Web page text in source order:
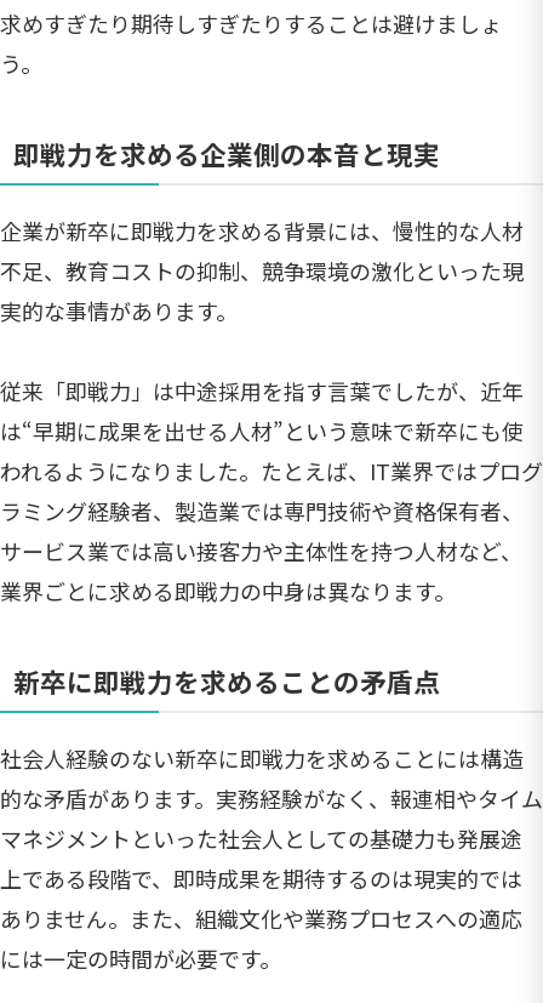
求めすぎたり期待しすぎたりすることは避けましょ
う。
即戦力を求める企業側の本音と現実
企業が新卒に即戦力を求める背景には、慢性的な人材
不足、教育コストの抑制、競争環境の激化といった現
実的な事情があります。
従来「即戦力」は中途採用を指す言葉でしたが、近年
は“早期に成果を出せる人材”という意味で新卒にも使
われるようになりました。たとえば、IT業界ではプログ
ラミング経験者、製造業では専門技術や資格保有者、
サービス業では高い接客力や主体性を持つ人材など、
業界ごとに求める即戦力の中身は異なります。
新卒に即戦力を求めることの矛盾点
社会人経験のない新卒に即戦力を求めることには構造
的な矛盾があります。実務経験がなく、報連相やタイム
マネジメントといった社会人としての基礎力も発展途
上である段階で、即時成果を期待するのは現実的では
ありません。また、組織文化や業務プロセスへの適応
には一定の時間が必要です。